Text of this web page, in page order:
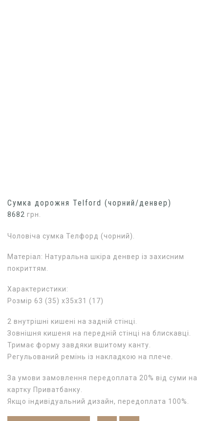
Сумка дорожня Telford (чорний/денвер)
8682 грн.
Чоловіча сумка Телфорд (чорний).
Матеріал: Натуральна шкіра денвер із захисним
покриттям.
Характеристики:
Розмір 63 (35) х35х31 (17)
2 внутрішні кишені на задній стінці.
Зовнішня кишеня на передній стінці на блискавці.
Тримає форму завдяки вшитому канту.
Регульований ремінь із накладкою на плече.
За умови замовлення передоплата 20% від суми на
картку Приватбанку.
Якщо індивідуальний дизайн, передоплата 100%.